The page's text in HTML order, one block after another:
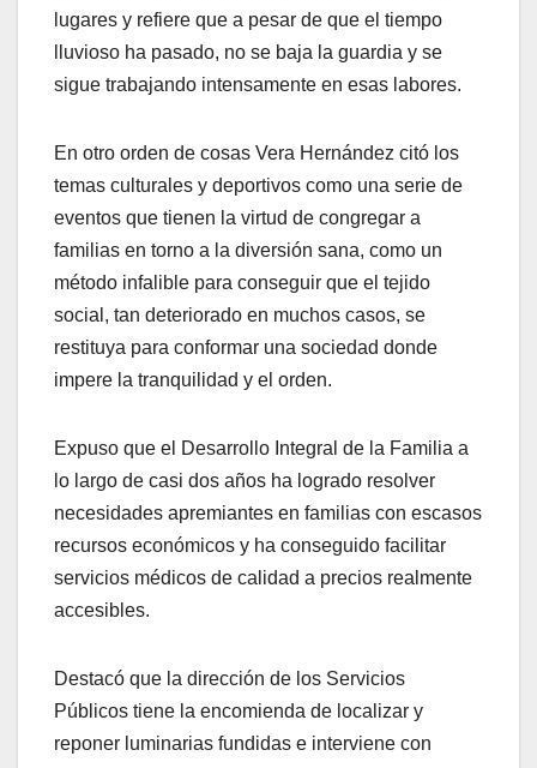
lugares y refiere que a pesar de que el tiempo
lluvioso ha pasado, no se baja la guardia y se
sigue trabajando intensamente en esas labores.
En otro orden de cosas Vera Hernández citó los
temas culturales y deportivos como una serie de
eventos que tienen la virtud de congregar a
familias en torno a la diversión sana, como un
método infalible para conseguir que el tejido
social, tan deteriorado en muchos casos, se
restituya para conformar una sociedad donde
impere la tranquilidad y el orden.
Expuso que el Desarrollo Integral de la Familia a
lo largo de casi dos años ha logrado resolver
necesidades apremiantes en familias con escasos
recursos económicos y ha conseguido facilitar
servicios médicos de calidad a precios realmente
accesibles.
Destacó que la dirección de los Servicios
Públicos tiene la encomienda de localizar y
reponer luminarias fundidas e interviene con